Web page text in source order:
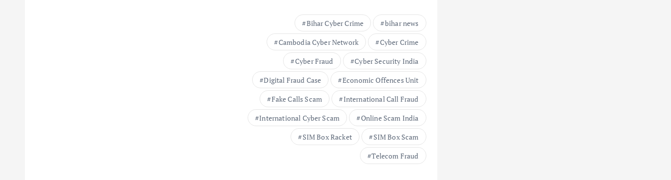
Bihar Cyber Crime
bihar news
Cambodia Cyber Network
Cyber Crime
Cyber Fraud
Cyber Security India
Digital Fraud Case
Economic Offences Unit
Fake Calls Scam
International Call Fraud
International Cyber Scam
Online Scam India
SIM Box Racket
SIM Box Scam
Telecom Fraud